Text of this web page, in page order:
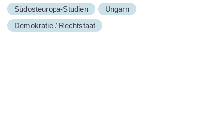
Südosteuropa-Studien
Ungarn
Demokratie / Rechtstaat